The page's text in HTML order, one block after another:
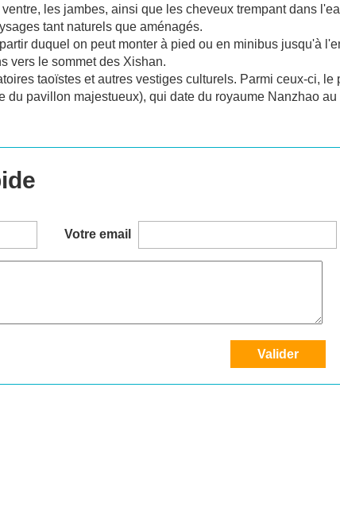
les jambes, ainsi que les cheveux trempant dans
tant naturels que aménagés.
duquel on peut monter à pied ou en minibus jusqu'à
vers le sommet des Xishan.
taoïstes et autres vestiges culturels. Parmi ceux-ci, le
du pavillon majestueux), qui date du royaume Nanzhao
Votre email